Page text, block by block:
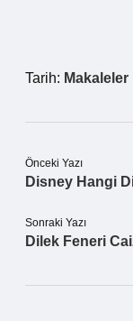
Tarih: Makaleler
Önceki Yazı
Disney Hangi
Sonraki Yazı
Dilek Feneri